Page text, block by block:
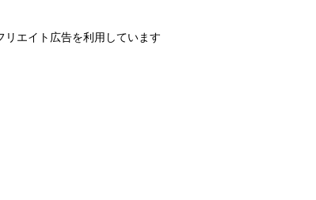
エイト広告を利用しています